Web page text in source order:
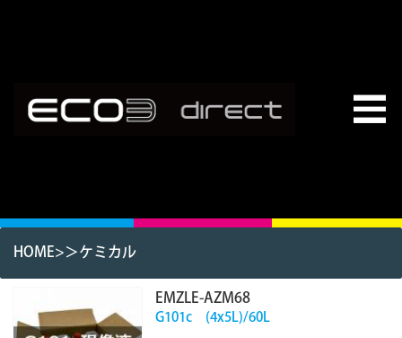
HOME>＞ケミカル
EMZLE-AZM68
G101c (4x5L)/60L